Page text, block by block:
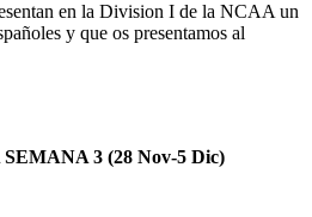
en la Division I de la NCAA un
y que os presentamos al
3 (28 Nov-5 Dic)